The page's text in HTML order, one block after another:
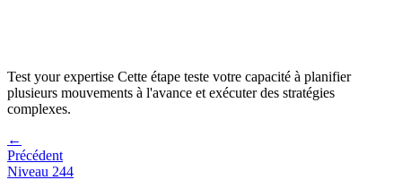
Test your expertise Cette étape teste votre capacité à planifier
plusieurs mouvements à l'avance et exécuter des stratégies
complexes.
←
Précédent
Niveau 244